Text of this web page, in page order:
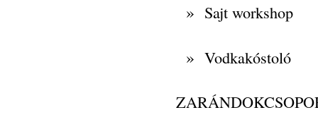
» Sajt workshop
» Vodkakóstoló